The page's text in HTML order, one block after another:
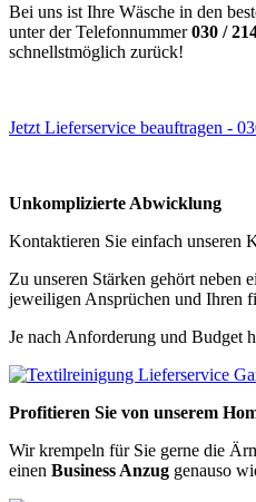
Bei uns ist Ihre Wäsche in den
unter der Telefonnummer030 /
schnellstmöglich zurück!
Jetzt Lieferservice beauftragen -
Unkomplizierte Abwicklung
Kontaktieren Sie einfach unseren
Zu unseren Stärken gehört neben
jeweiligen Ansprüchen und Ihren
Je nach Anforderung und Budget
Profitieren Sie von unserem
Wir krempeln für Sie gerne die
einen Business Anzug genauso